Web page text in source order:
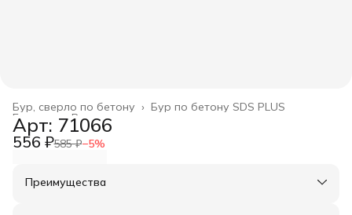
Бур по бетону SDS PLUS
Бур, сверло по бетону ›
Расходные материалы
Главная ›
Арт: 71066
556 ₽585 ₽−5%
Преимущества
Оплата частями в Сплит